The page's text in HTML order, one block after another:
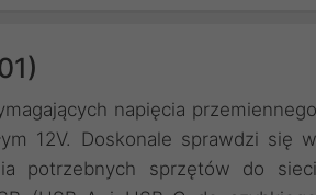
napięcia przemiennego
12V. Doskonale sprawdzi się w
potrzebnych sprzętów do sieci